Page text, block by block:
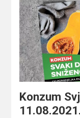
Konzum